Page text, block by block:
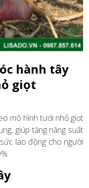
hành tây
giọt
mô hình tưới nhỏ giọt
giúp tăng năng suất
lao động cho người